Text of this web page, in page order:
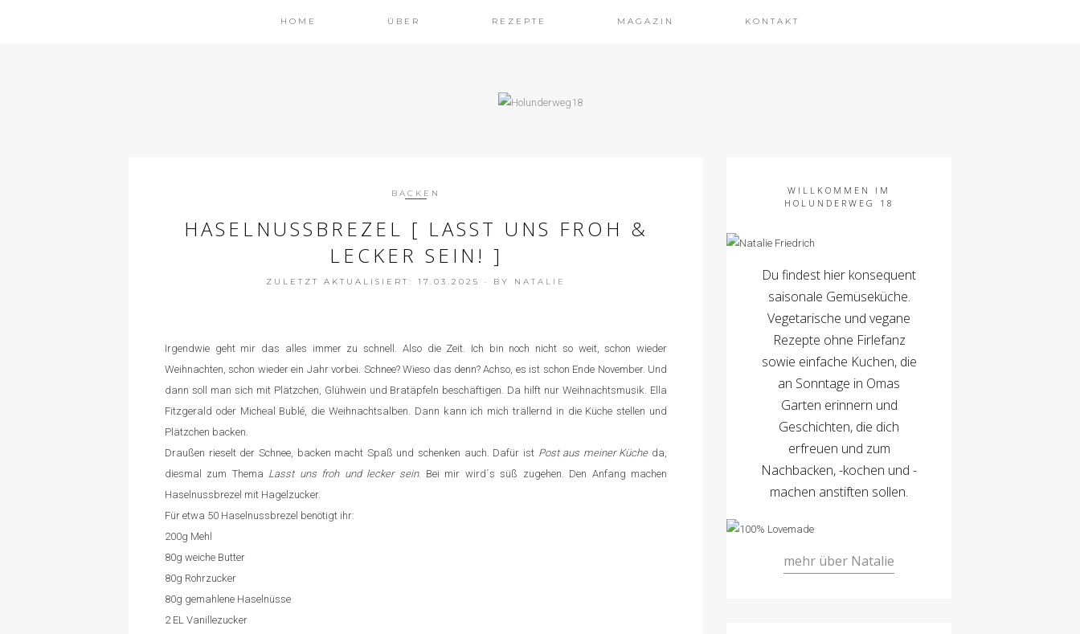
HOME ÜBER REZEPTE MAGAZIN KONTAKT
BACKEN
HASELNUSSBREZEL [ LASST UNS FROH &
LECKER SEIN! ]
ZULETZT AKTUALISIERT: 17.03.2025 · BY NATALIE
Irgendwie geht mir das alles immer zu schnell. Also die Zeit. Ich bin noch nicht so weit, schon wieder
Weihnachten, schon wieder ein Jahr vorbei. Schnee? Wieso das denn? Achso, es ist schon Ende November. Und
dann soll man sich mit Plätzchen, Glühwein und Bratäpfeln beschäftigen. Da hilft nur Weihnachtsmusik. Ella
Fitzgerald oder Micheal Bublé, die Weihnachtsalben. Dann kann ich mich trällernd in die Küche stellen und
Plätzchen backen.
Draußen rieselt der Schnee, backen macht Spaß und schenken auch. Dafür ist Post aus meiner Kücheda,
diesmal zum Thema Lasst uns froh und lecker sein. Bei mir wird´s süß zugehen. Den Anfang machen
Haselnussbrezel mit Hagelzucker.
Für etwa 50 Haselnussbrezel benötigt ihr:
200g Mehl
80g weiche Butter
80g Rohrzucker
80g gemahlene Haselnüsse
2 EL Vanillezucker
WILLKOMMEN IM
HOLUNDERWEG 18
Du findest hier konsequent
saisonale Gemüseküche.
Vegetarische und vegane
Rezepte ohne Firlefanz
sowie einfache Kuchen, die
an Sonntage in Omas
Garten erinnern und
Geschichten, die dich
erfreuen und zum
Nachbacken, -kochen und -
machen anstiften sollen.
mehr über Natalie